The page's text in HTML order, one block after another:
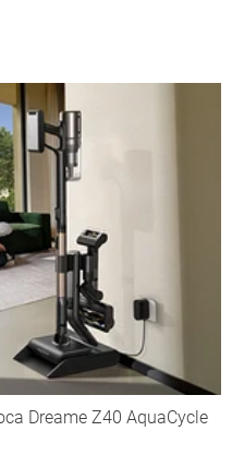
Dreame Z40 AquaCycle